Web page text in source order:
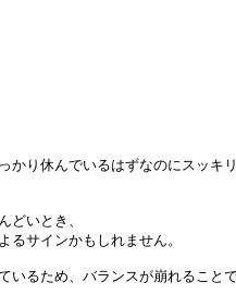
かり休んでいるはずなのにスッキ
どいとき、
るサインかもしれません。
いるため、バランスが崩れるこ